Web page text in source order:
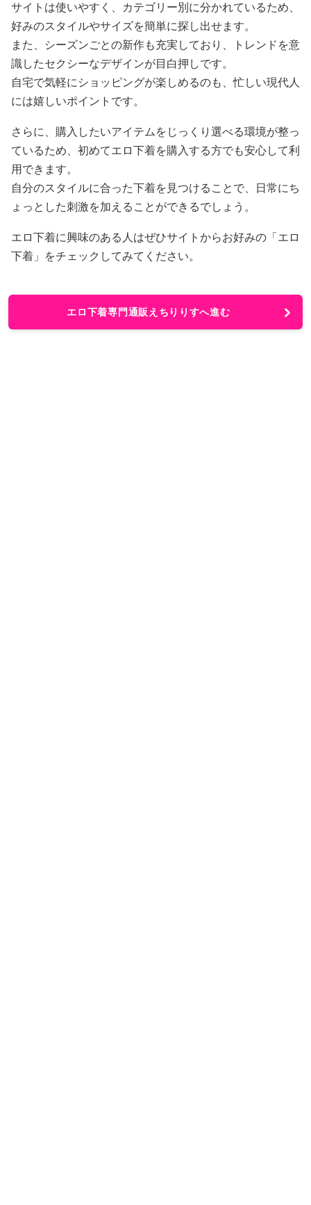
サイトは使いやすく、カテゴリー別に分かれているため、
好みのスタイルやサイズを簡単に探し出せます。
また、シーズンごとの新作も充実しており、トレンドを意
識したセクシーなデザインが目白押しです。
自宅で気軽にショッピングが楽しめるのも、忙しい現代人
には嬉しいポイントです。
さらに、購入したいアイテムをじっくり選べる環境が整っ
ているため、初めてエロ下着を購入する方でも安心して利
用できます。
自分のスタイルに合った下着を見つけることで、日常にち
ょっとした刺激を加えることができるでしょう。
エロ下着に興味のある人はぜひサイトからお好みの「エロ
下着」をチェックしてみてください。
エロ下着専門通販えちりりすへ進む